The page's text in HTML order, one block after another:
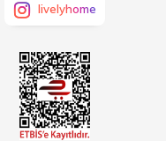
livelyhome